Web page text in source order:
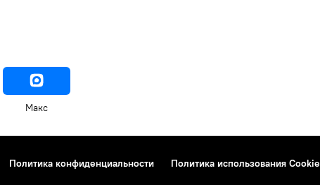
Макс
Политика конфиденциальности Политика использования Cookie